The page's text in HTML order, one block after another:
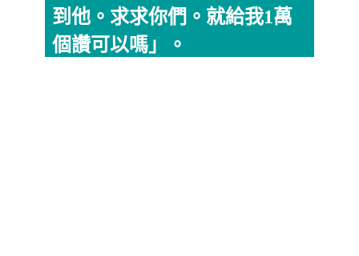
到他。求求你們。就給我1萬
個讚可以嗎」。